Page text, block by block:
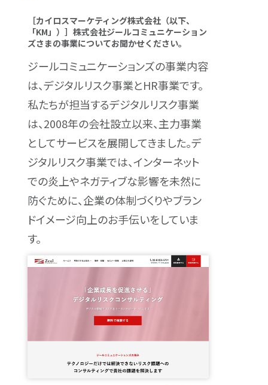
［カイロスマーケティング株式会社（以下、
「KM」）］株式会社ジールコミュニケーション
ズさまの事業についてお聞かせください。
ジールコミュニケーションズの事業内容
は、デジタルリスク事業とHR事業です。
私たちが担当するデジタルリスク事業
は、2008年の会社設立以来、主力事業
としてサービスを展開してきました。デ
ジタルリスク事業では、インターネット
での炎上やネガティブな影響を未然に
防ぐために、企業の体制づくりやブラン
ドイメージ向上のお手伝いをしていま
す。